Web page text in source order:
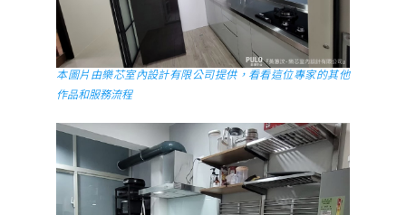
本圖片由樂芯室內設計有限公司提供，看看這位專家的其他
作品和服務流程